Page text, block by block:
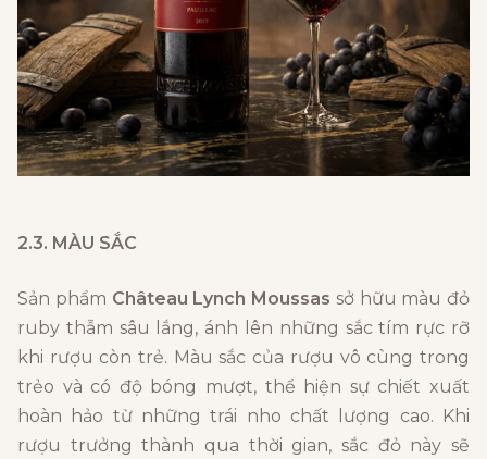
2.3. MÀU SẮC
Sản phẩm Château Lynch Moussas sở hữu màu đỏ
ruby thẫm sâu lắng, ánh lên những sắc tím rực rỡ
khi rượu còn trẻ. Màu sắc của rượu vô cùng trong
trẻo và có độ bóng mượt, thể hiện sự chiết xuất
hoàn hảo từ những trái nho chất lượng cao. Khi
rượu trưởng thành qua thời gian, sắc đỏ này sẽ